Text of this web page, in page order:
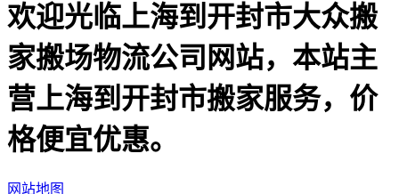
欢迎光临上海到开封市大众搬
家搬场物流公司网站，本站主
营上海到开封市搬家服务，价
格便宜优惠。
网站地图